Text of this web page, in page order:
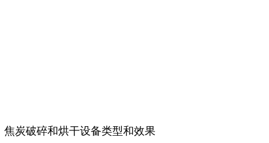
焦炭破碎和烘干设备类型和效果